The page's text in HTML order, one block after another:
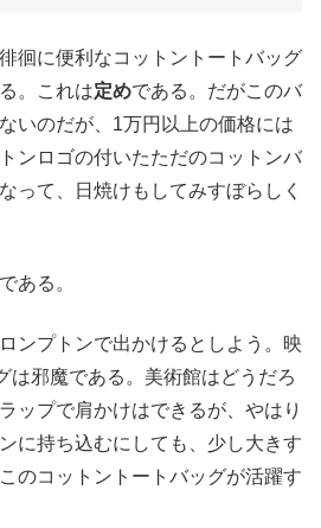
徊に便利なコットントートバッグ
。これは定めである。だがこのバ
いのだが、1万円以上の価格には
ンロゴの付いたただのコットンバ
って、日焼けもしてみすぼらしく
ある。
ンプトンで出かけるとしよう。映
は邪魔である。美術館はどうだろ
ップで肩かけはできるが、やはり
に持ち込むにしても、少し大きす
のコットントートバッグが活躍す